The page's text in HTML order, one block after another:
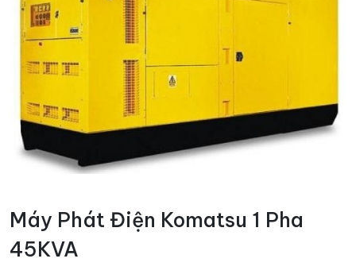
Máy Phát Điện Komatsu 1 Pha
45KVA